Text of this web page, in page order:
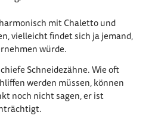
mit Chaletto und
vielleicht findet sich ja jemand,
würde.
Schneidezähne. Wie oft
werden müssen, können
noch nicht sagen, er ist